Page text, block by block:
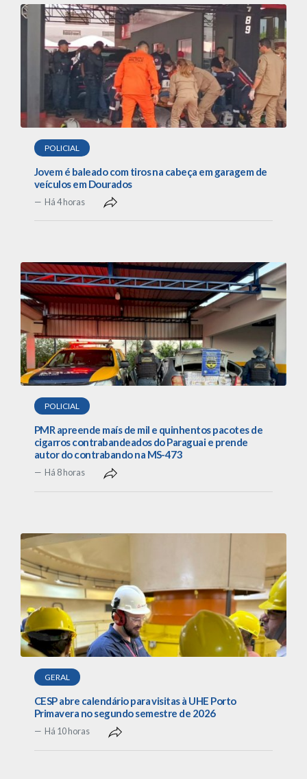
POLICIAL
Jovem é baleado com tiros na cabeça em garagem de
veículos em Dourados
Há 4 horas
POLICIAL
PMR apreende maís de mil e quinhentos pacotes de
cigarros contrabandeados do Paraguai e prende
autor do contrabando na MS-473
Há 8 horas
GERAL
CESP abre calendário para visitas à UHE Porto
Primavera no segundo semestre de 2026
Há 10 horas